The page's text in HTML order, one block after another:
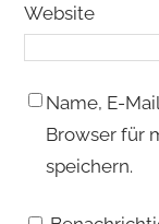
Website
Name, E-
Browser für
speichern.